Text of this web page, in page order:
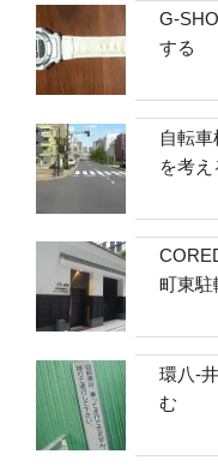
G-
する
自転
を考え
町東駐
環八-
む